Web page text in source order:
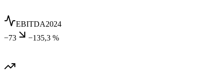
EBITDA2024
−73
−135,3 %